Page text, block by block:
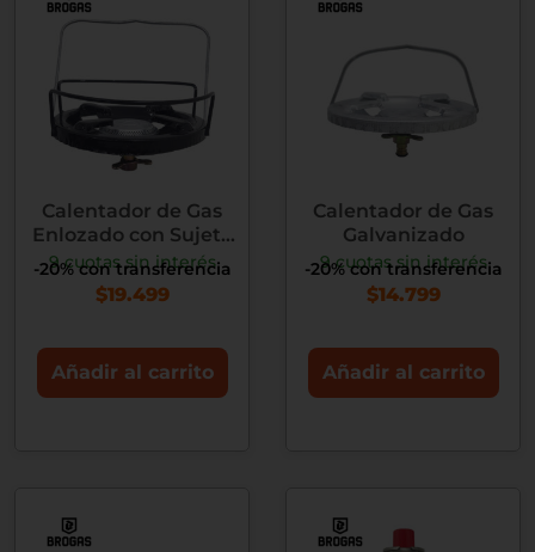
Calentador de Gas
Enlozado con Sujeta
Pava
9 cuotas sin interés
-20% con transferencia
$19.499
Añadir al carrito
Calentador de Gas
Galvanizado
9 cuotas sin interés
-20% con transferencia
$14.799
Añadir al carrito